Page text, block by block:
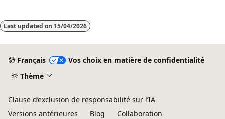
Last updated on 15/04/2026
Français
Vos choix en matière de confidentialité
Thème
Clause d’exclusion de responsabilité sur l’IA
Versions antérieures
Blog
Collaboration